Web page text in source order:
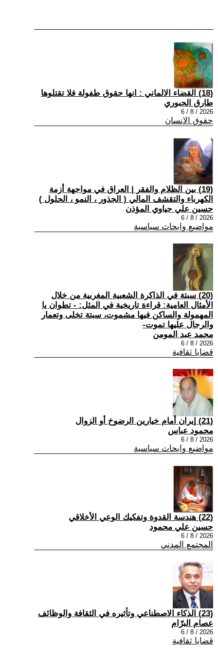
(18) القضاء الالماني : انها حقوق طفولة فلا تقتلوها
طارق الحبوري
2026 / 8 / 6
حقوق الانسان
(19) بين الظلام والفقر | العراق في مواجهة أزمة
الكهرباء والتقشف المالي ( الجذور ، النمو ، الحلول )
حسين علي حياوي المؤذن
2026 / 8 / 6
مواضيع وابحاث سياسية
(20) سبتة في الذاكرة الشعبية المغربية من خلال
الأمثال العامية: قراءة تاريخية في المثل: - تطوان يا
المهمولة والساكن فيها مشموت، سبتة تخلى وتعمار
والرجال عليها تموت-
محمد عبد المومن
2026 / 8 / 6
قضايا ثقافية
(21) إيران أمام خيارين الرضوخ أو الزوال
محمود عباس
2026 / 8 / 6
مواضيع وابحاث سياسية
(22) هندسة القدوة وتفكيك الوعي الأخلاقي
حسين علي محمود
2026 / 8 / 6
المجتمع المدني
(23) الذكاء الاصطناعي وتأثيره في الثقافة والوظائف
عصام البرّام
2026 / 8 / 6
قضايا ثقافية